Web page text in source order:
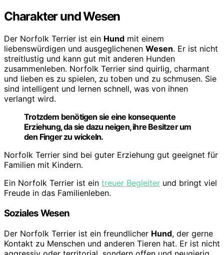
Charakter und Wesen
Der Norfolk Terrier ist ein Hund mit einem
liebenswürdigen und ausgeglichenen Wesen. Er ist nicht
streitlustig und kann gut mit anderen Hunden
zusammenleben. Norfolk Terrier sind quirlig, charmant
und lieben es zu spielen, zu toben und zu schmusen. Sie
sind intelligent und lernen schnell, was von ihnen
verlangt wird.
Trotzdem benötigen sie eine konsequente
Erziehung, da sie dazu neigen, ihre Besitzer um
den Finger zu wickeln.
Norfolk Terrier sind bei guter Erziehung gut geeignet für
Familien mit Kindern.
Ein Norfolk Terrier ist ein treuer Begleiter und bringt viel
Freude in das Familienleben.
Soziales Wesen
Der Norfolk Terrier ist ein freundlicher Hund, der gerne
Kontakt zu Menschen und anderen Tieren hat. Er ist nicht